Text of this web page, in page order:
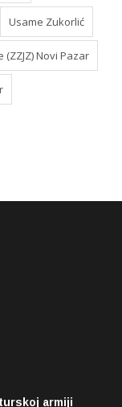
Usame Zukorlić
Novi Pazar
armiji